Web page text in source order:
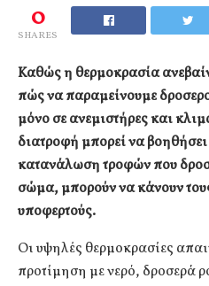
0
SHARES
Καθώς η θερμοκρασία
πώς να παραμείνουμε
μόνο σε ανεμιστήρες και
διατροφή μπορεί να
κατανάλωση τροφών που
σώμα, μπορούν να κάνουν
υποφερτούς.
Οι υψηλές θερμοκρασίες
προτίμηση με νερό, δροσερά